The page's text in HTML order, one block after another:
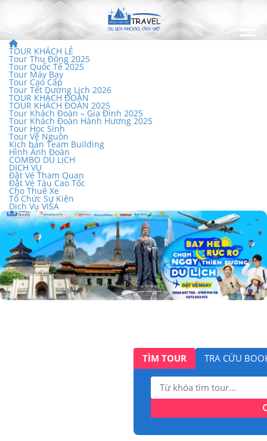
TOUR KHÁCH LẺ
Tour Thu Đông 2025
Tour Quốc Tế 2025
Tour Máy Bay
Tour Cao Cấp
Tour Tết Dương Lịch 2026
TOUR KHÁCH ĐOÀN
TOUR KHÁCH ĐOÀN 2025
Tour Khách Đoàn – Gia Đình 2025
Tour Khách Đoàn Hành Hương 2025
Tour Học Sinh
Tour Về Nguồn
Kịch bản Team Building
Hình Ảnh Đoàn
COMBO DU LỊCH
DỊCH VỤ
Đặt Vé Tham Quan
Đặt Vé Tàu Cao Tốc
Cho Thuê Xe
Tổ Chức Sự Kiện
Dịch Vụ VISA
TÌM TOUR TRA CỨU
Tìm
kiếm: